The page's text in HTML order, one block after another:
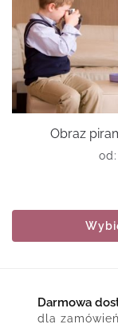
Obraz
od:
Darmowa
dla